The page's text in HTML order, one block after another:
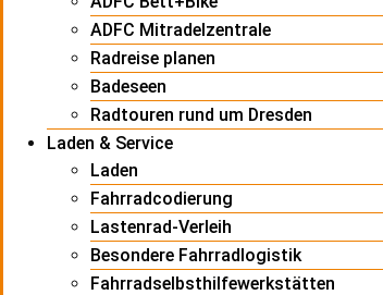
ADFC Mitradelzentrale
Radreise planen
Badeseen
Radtouren rund um Dresden
Laden & Service
Laden
Fahrradcodierung
Lastenrad-Verleih
Besondere Fahrradlogistik
Fahrradselbsthilfewerkstätten